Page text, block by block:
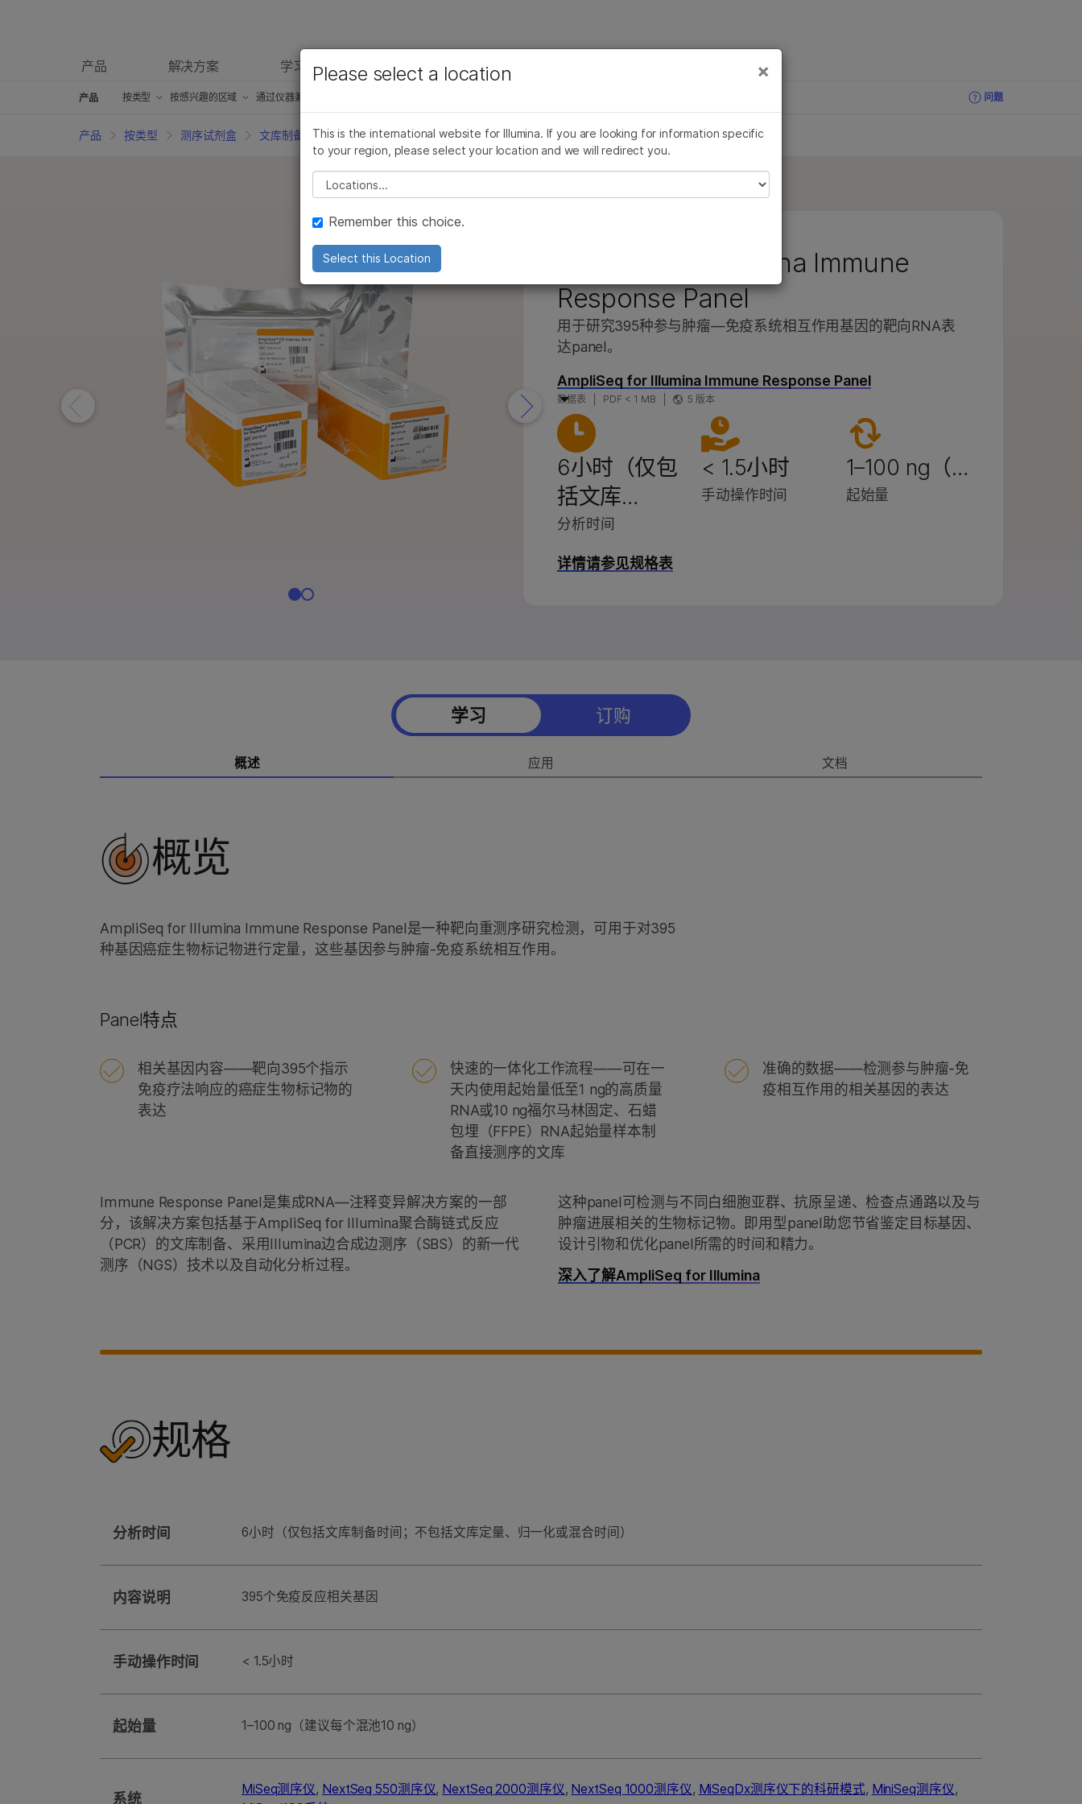
产品 解决方案 学习
产品 按类型
测序试剂盒
配件产品
服务和培训产品
按感兴趣的区域
癌症研究产品
遗传病产品
通过仪器兼容性
iScan产品
iSeq 100产品
MiniSeq产品
MiSeq产品
MiSeqDx产品
NextSeq 500和NextSeq 550产品
NovaSeq 6000 产品
NextSeq 1000和2000产品
NovaSeq X系列产品
MiSeq i100 产品
AmpliSeq for Illumina
TruSight Oncology 500产品家族
TruSight Oncology产品系列
TruSight panel
Illumina DNA Prep
Infinium芯片
Pillar oncoReveal 试剂盒
TruPath Genome 解决方案
因美纳5-碱基解决方案
StrataMap Spatial
因美纳SOMAmer蛋白组学
浏览所有产品
问题
产品概述 按类型
测序试剂盒
配件产品
服务和培训产品
按感兴趣的区域
癌症研究产品
遗传病产品
通过仪器兼容性
iScan产品
iSeq 100产品
MiniSeq产品
MiSeq产品
MiSeqDx产品
NextSeq 500和NextSeq 550产品
NovaSeq 6000 产品
NextSeq 1000和2000产品
NovaSeq X系列产品
MiSeq i100 产品
AmpliSeq for Illumina
TruSight Oncology 500产品家族
TruSight Oncology产品系列
TruSight panel
Illumina DNA Prep
Infinium芯片
Pillar oncoReveal 试剂盒
TruPath Genome 解决方案
因美纳5-碱基解决方案
StrataMap Spatial
因美纳SOMAmer蛋白组学
问题
产品 按类型 测序试剂盒 文库制备试剂盒 AmpliSeq for Illumina Immune Response Panel
AmpliSeq for Illumina Immune
Response Panel
用于研究395种参与肿瘤—免疫系统相互作用基因的靶向RNA表
达panel。
AmpliSeq for Illumina Immune Response Panel
数据表 PDF < 1 MB 5 版本
6小时（仅包
括文库…
分析时间
< 1.5小时
手动操作时间
1–100 ng（…
起始量
详情请参见规格表
学习 订购
概述 应用 文档
概览
AmpliSeq for Illumina Immune Response Panel是一种靶向重测序研究检测，可用于对395
种基因癌症生物标记物进行定量，这些基因参与肿瘤-免疫系统相互作用。
Panel特点
相关基因内容——靶向395个指示
免疫疗法响应的癌症生物标记物的
表达
快速的一体化工作流程——可在一
天内使用起始量低至1 ng的高质量
RNA或10 ng福尔马林固定、石蜡
包埋（FFPE）RNA起始量样本制
备直接测序的文库
准确的数据——检测参与肿瘤-免
疫相互作用的相关基因的表达
Immune Response Panel是集成RNA—注释变异解决方案的一部
分，该解决方案包括基于AmpliSeq for Illumina聚合酶链式反应
（PCR）的文库制备、采用Illumina边合成边测序（SBS）的新一代
测序（NGS）技术以及自动化分析过程。
这种panel可检测与不同白细胞亚群、抗原呈递、检查点通路以及与
肿瘤进展相关的生物标记物。即用型panel助您节省鉴定目标基因、
设计引物和优化panel所需的时间和精力。
深入了解AmpliSeq for Illumina
规格
分析时间 6小时（仅包括文库制备时间；不包括文库定量、归一化或混合时间）
内容说明 395个免疫反应相关基因
手动操作时间 < 1.5小时
起始量 1–100 ng（建议每个混池10 ng）
系统
MiSeq测序仪, NextSeq 550测序仪, NextSeq 2000测序仪, NextSeq 1000测序仪, MiSeqDx测序仪下的科研模式, MiniSeq测序仪,
×
微生物学
农业基因组学
复杂疾病
生殖健康
遗传病和罕见病
×
Please select a location
This is the international website for Illumina. If you are looking for information specific
to your region, please select your location and we will redirect you.
Please select a location
Remember this choice.
Select this Location